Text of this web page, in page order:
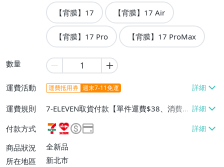
【背膜】17 【背膜】17 Air
【背膜】17 Pro 【背膜】17 ProMax
數量
運費活動 運費抵用券 週末7-11免運
運費規則
7-ELEVEN取貨付款【單件運費$38、消費滿
$699免運費】、萊爾富取貨付款【單件運
費$60、消費滿$699免運費】、宅配/貨運
【單件運費$100、消費滿$1999免運
費】、郵局掛號【單件運費$100、消費滿
付款方式
商品狀況
全新品
所在地區
新北市